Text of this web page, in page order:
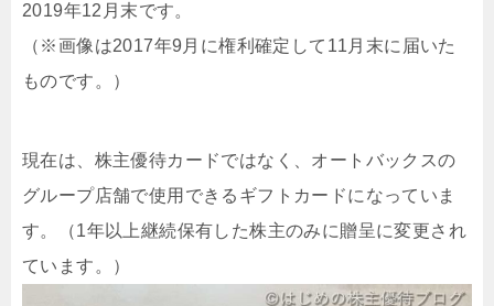
2019年12月末です。
（※画像は2017年9月に権利確定して11月末に届いた
ものです。）
現在は、株主優待カードではなく、オートバックスの
グループ店舗で使用できるギフトカードになっていま
す。（1年以上継続保有した株主のみに贈呈に変更され
ています。）